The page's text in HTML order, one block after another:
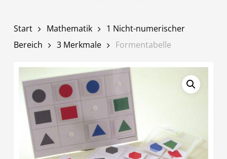
Start Mathematik
1 Nicht-numerischer
Bereich
3 Merkmale Formentabelle